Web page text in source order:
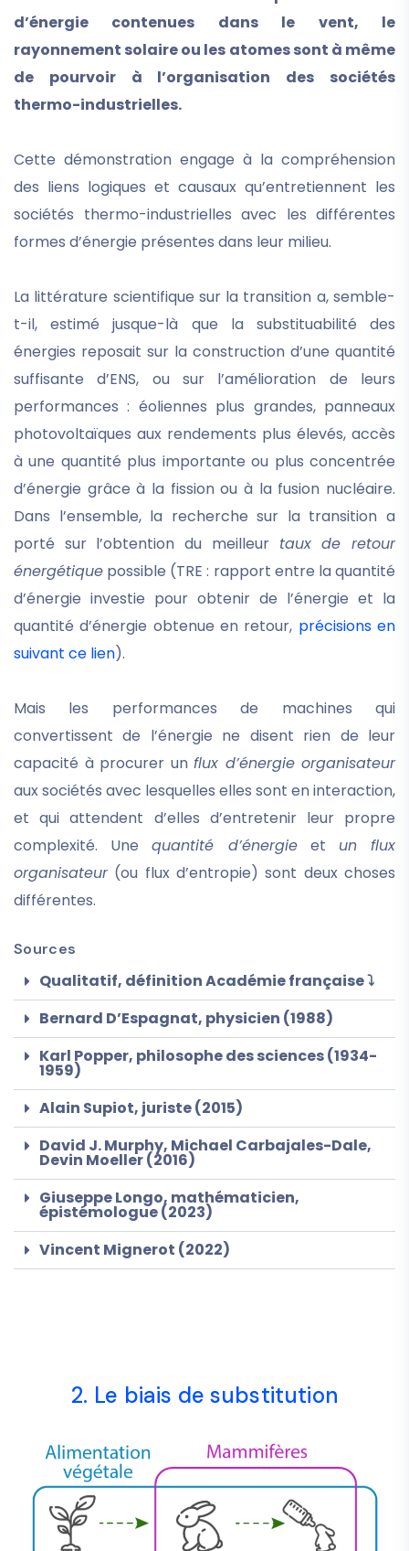
d’énergie contenues dans le vent, le
rayonnement solaire ou les atomes sont à même
de pourvoir à l’organisation des sociétés
thermo-industrielles.
Cette démonstration engage à la compréhension
des liens logiques et causaux qu’entretiennent les
sociétés thermo-industrielles avec les différentes
formes d’énergie présentes dans leur milieu.
La littérature scientifique sur la transition a, semble-
t-il, estimé jusque-là que la substituabilité des
énergies reposait sur la construction d’une quantité
suffisante d’ENS, ou sur l’amélioration de leurs
performances : éoliennes plus grandes, panneaux
photovoltaïques aux rendements plus élevés, accès
à une quantité plus importante ou plus concentrée
d’énergie grâce à la fission ou à la fusion nucléaire.
Dans l’ensemble, la recherche sur la transition a
porté sur l’obtention du meilleur taux de retour
énergétique possible (TRE : rapport entre la quantité
d’énergie investie pour obtenir de l’énergie et la
quantité d’énergie obtenue en retour, précisions en
suivant ce lien).
Mais les performances de machines qui
convertissent de l’énergie ne disent rien de leur
capacité à procurer un flux d’énergie organisateur
aux sociétés avec lesquelles elles sont en interaction,
et qui attendent d’elles d’entretenir leur propre
complexité. Unequantité d’énergieet un flux
organisateur(ou flux d’entropie) sont deux choses
différentes.
Sources
Qualitatif, définition Académie française ⤵
Bernard D’Espagnat, physicien (1988)
Karl Popper, philosophe des sciences (1934-
1959)
Alain Supiot, juriste (2015)
David J. Murphy, Michael Carbajales-Dale,
Devin Moeller (2016)
Giuseppe Longo, mathématicien,
épistémologue (2023)
Vincent Mignerot (2022)
2. Le biais de substitution